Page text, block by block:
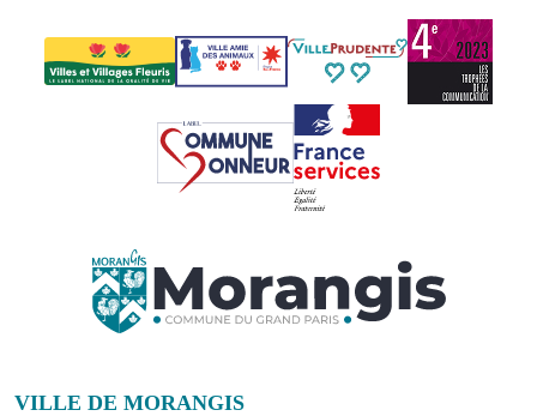
VILLE DE MORANGIS